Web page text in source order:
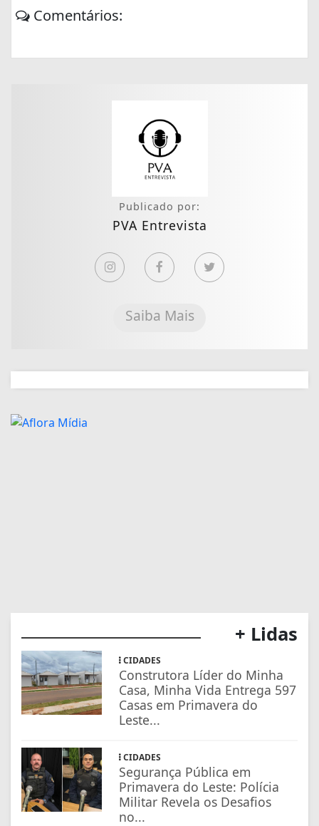
Comentários:
Publicado por:
PVA Entrevista
Saiba Mais
+ Lidas
CIDADES
Construtora Líder do Minha
Casa, Minha Vida Entrega 597
Casas em Primavera do
Leste...
CIDADES
Segurança Pública em
Primavera do Leste: Polícia
Militar Revela os Desafios
no...